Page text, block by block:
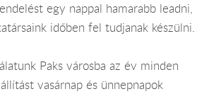
egy nappal hamarabb leadni,
időben fel tudjanak készülni.
Paks városba az év minden
vasárnap és ünnepnapok